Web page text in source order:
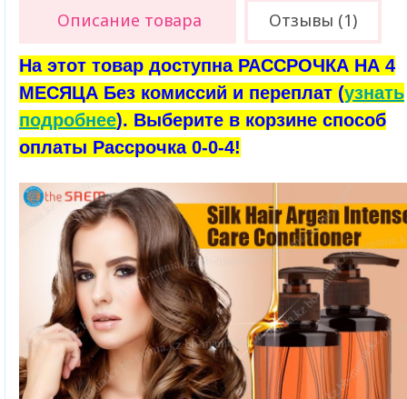
Описание товара Отзывы (1)
На этот товар доступна РАССРОЧКА НА 4
МЕСЯЦА Без комиссий и переплат (узнать
подробнее). Выберите в корзине способ
оплаты Рассрочка 0-0-4!